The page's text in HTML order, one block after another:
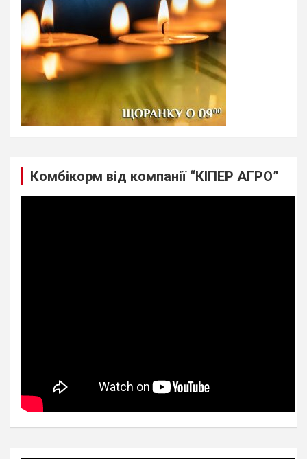
Комбікорм від компанії “КІПЕР АГРО”